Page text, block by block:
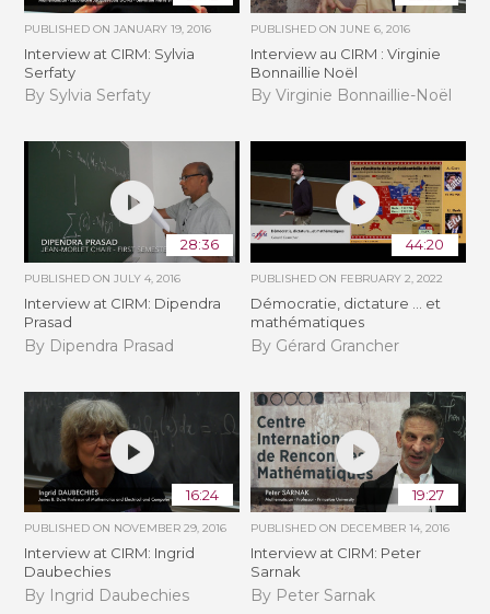
PUBLISHED ONJANUARY 19, 2016
Interview at CIRM: Sylvia
Serfaty
By Sylvia Serfaty
PUBLISHED ON JUNE 6, 2016
Interview au CIRM : Virginie
Bonnaillie Noël
By Virginie Bonnaillie-Noël
28:36
PUBLISHED ONJULY 4, 2016
Interview at CIRM: Dipendra
Prasad
By Dipendra Prasad
44:20
PUBLISHED ON FEBRUARY 2, 2022
Démocratie, dictature ... et
mathématiques
By Gérard Grancher
16:24
PUBLISHED ON NOVEMBER 29, 2016
Interview at CIRM: Ingrid
Daubechies
By Ingrid Daubechies
19:27
PUBLISHED ON DECEMBER 14, 2016
Interview at CIRM: Peter
Sarnak
By Peter Sarnak